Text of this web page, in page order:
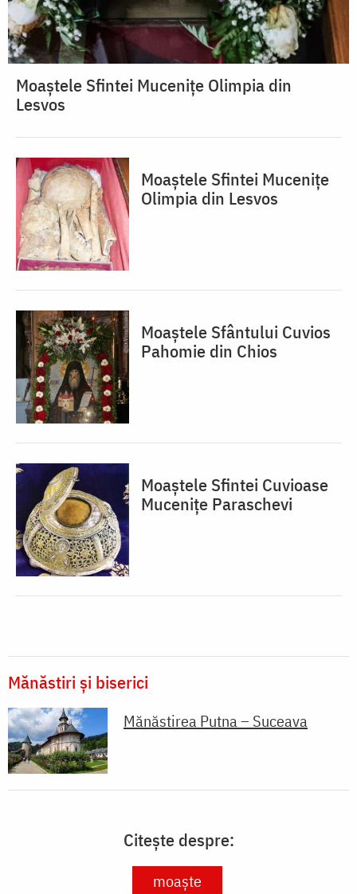
Moaștele Sfintei Mucenițe Olimpia din
Lesvos
Moaștele Sfintei Mucenițe
Olimpia din Lesvos
Moaștele Sfântului Cuvios
Pahomie din Chios
Moaștele Sfintei Cuvioase
Mucenițe Paraschevi
Mănăstiri și biserici
Mănăstirea Putna – Suceava
Citește despre:
moaște